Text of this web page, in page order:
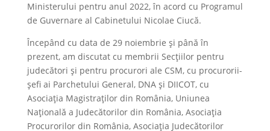
Ministerului pentru anul 2022, în acord cu Programul
de Guvernare al Cabinetului Nicolae Ciucă.
Începând cu data de 29 noiembrie și până în
prezent, am discutat cu membrii Secțiilor pentru
judecători și pentru procurori ale CSM, cu procurorii-
șefi ai Parchetului General, DNA și DIICOT, cu
Asociaţia Magistraţilor din România, Uniunea
Naţională a Judecătorilor din România, Asociaţia
Procurorilor din România, Asociaţia Judecătorilor